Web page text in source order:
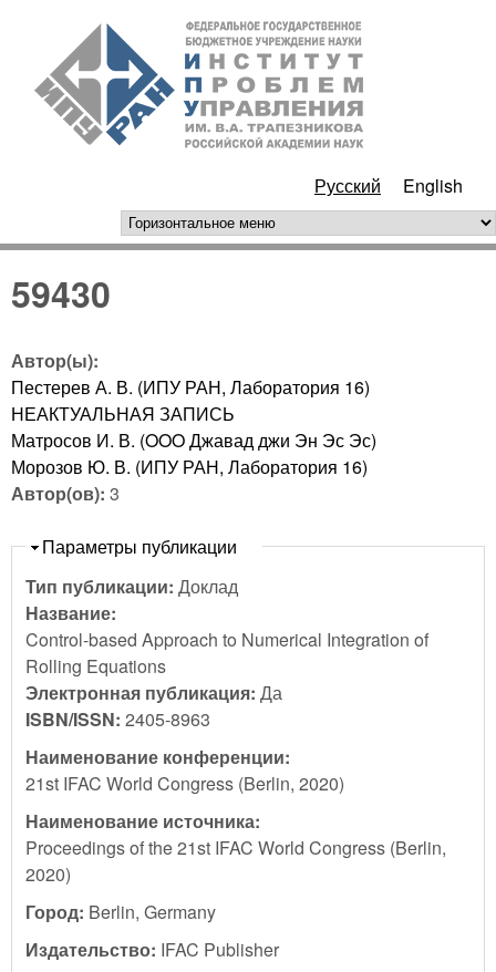
Перейти к основному
содержанию
РАН
Русский English
горизонтальное меню
59430
Автор(ы):
Пестерев А. В. (ИПУ РАН, Лаборатория 16)
НЕАКТУАЛЬНАЯ ЗАПИСЬ
Матросов И. В. (OOO Джавад джи Эн Эс Эс)
Морозов Ю. В. (ИПУ РАН, Лаборатория 16)
Автор(ов): 3
Скрыть
Параметры публикации
Тип публикации: Доклад
Название:
Control-based Approach to Numerical Integration of
Rolling Equations
Электронная публикация: Да
ISBN/ISSN: 2405-8963
Наименование конференции:
21st IFAC World Congress (Berlin, 2020)
Наименование источника:
Proceedings of the 21st IFAC World Congress (Berlin,
2020)
Город: Berlin, Germany
Издательство: IFAC Publisher